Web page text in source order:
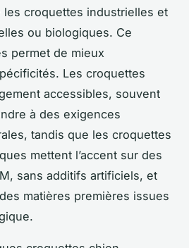
les croquettes industrielles et
ou biologiques. Ce
permet de mieux
Les croquettes
accessibles, souvent
à des exigences
tandis que les croquettes
mettent l’accent sur des
sans additifs artificiels, et
matières premières issues